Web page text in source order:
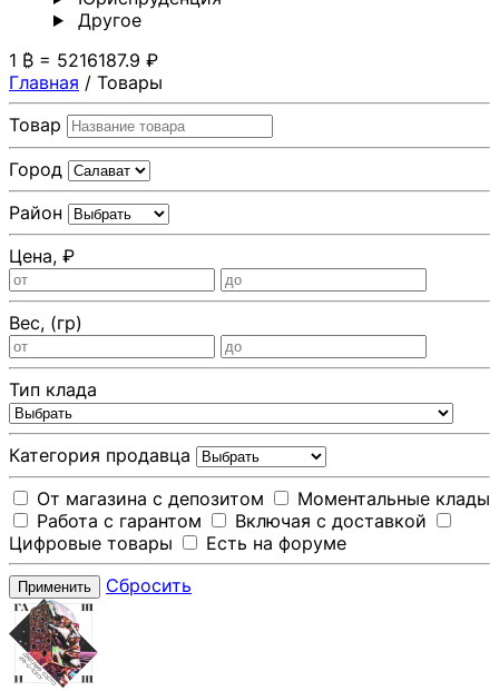
Другoе
1 ₿ = 5216187.9 ₽
Главная / Товары
Товар
Город
Район
Цена, ₽
Вес, (гр)
Тип клада
Категория продавца
От магазина с депозитом
Моментальные клады
Работа с гарантом
Включая с доставкой
Цифровые товары
Есть на форуме
Применить Сбросить